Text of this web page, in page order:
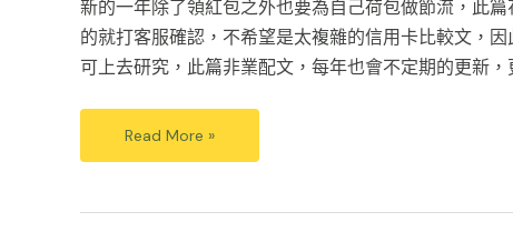
新的一年除了領紅包之外也要為自己荷包做節流，此
的就打客服確認，不希望是太複雜的信用卡比較文，
可上去研究，此篇非業配文，每年也會不定期的更新
Read More »